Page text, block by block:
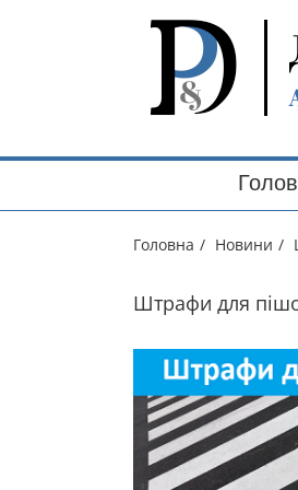
Головна / Новини /
Штрафи для